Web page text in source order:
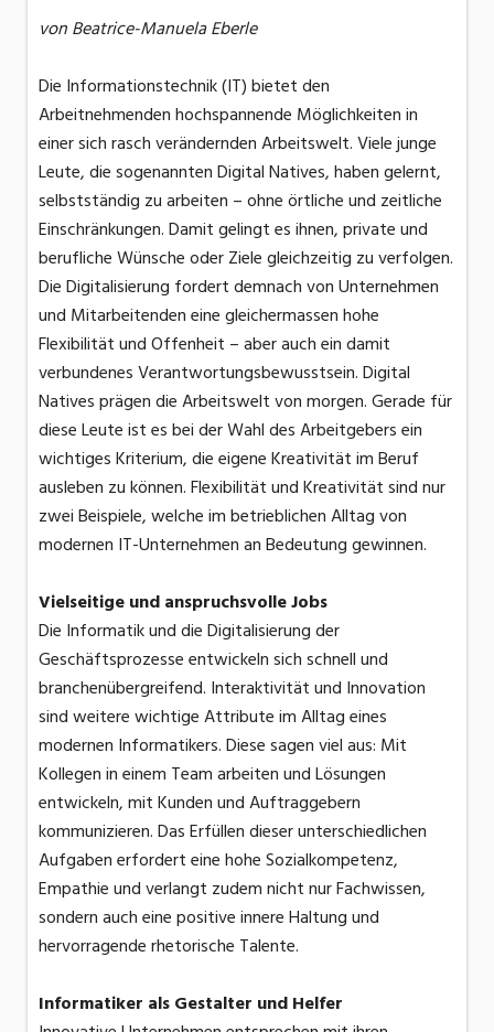
von Beatrice-Manuela Eberle
Die Informationstechnik (IT) bietet den
Arbeitnehmenden hochspannende Möglichkeiten in
einer sich rasch ver­ändernden Arbeitswelt. Viele junge
Leute, die sogenannten Digital Natives, haben gelernt,
selbstständig zu arbeiten – ohne örtliche und zeitliche
Einschränkungen. Damit gelingt es ihnen, private und
berufliche Wünsche oder Ziele gleichzeitig zu verfolgen.
Die Digitalisierung fordert demnach von Unternehmen
und Mitarbeitenden eine gleichermassen hohe
Flexibilität und Offenheit – aber auch ein damit
verbundenes Verantwortungsbewusstsein. Digital
Natives prägen die Arbeitswelt von morgen. Gerade für
diese Leute ist es bei der Wahl des Arbeitgebers ein
wichtiges Kriterium, die eigene Kreativität im Beruf
ausleben zu können. Flexibilität und Kreativität sind nur
zwei Beispiele, welche im betrieblichen Alltag von
modernen IT-Unternehmen an Bedeutung gewinnen.
Vielseitige und anspruchsvolle Jobs
Die Informatik und die Digitalisierung der
Geschäftsprozesse entwickeln sich schnell und
branchenübergreifend. Interaktivität und Innovation
sind weitere wichtige Attribute im Alltag eines
modernen Informatikers. Diese sagen viel aus: Mit
Kollegen in einem Team arbeiten und Lösungen
entwickeln, mit Kunden und Auftraggebern
kommunizieren. Das Erfüllen dieser unterschiedlichen
Aufgaben erfordert eine hohe Sozialkompetenz,
Empathie und verlangt zudem nicht nur Fachwissen,
sondern auch eine positive innere Haltung und
hervorragende rhetorische Talente.
Informatiker als Gestalter und Helfer